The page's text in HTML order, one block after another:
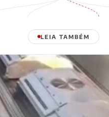
LEIA TAMBÉM